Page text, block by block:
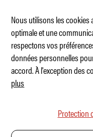
Le nouveau venu
Nous utilisons les cookies
optimale et une
respectons vos
données personnelles
accord. À l'exception des
plus
Protection